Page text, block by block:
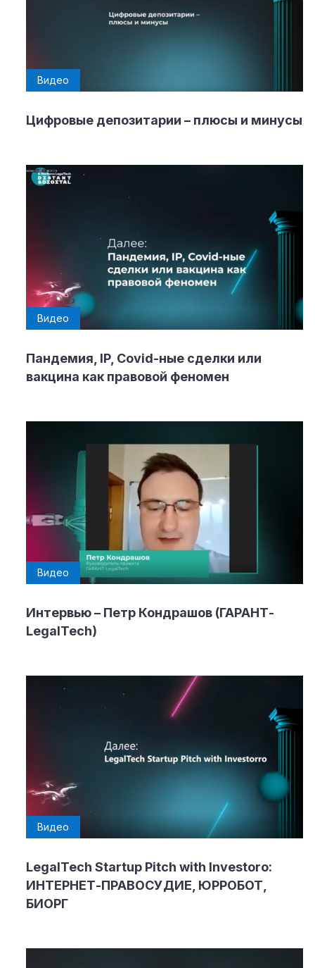
Видео
Цифровые депозитарии – плюсы и минусы
Видео
Пандемия, IP, Covid-ные сделки или
вакцина как правовой феномен
Видео
Интервью – Петр Кондрашов (ГАРАНТ-
LegalTech)
Видео
LegalTech Startup Pitch with Investoro:
ИНТЕРНЕТ-ПРАВОСУДИЕ, ЮРРОБОТ,
БИОРГ